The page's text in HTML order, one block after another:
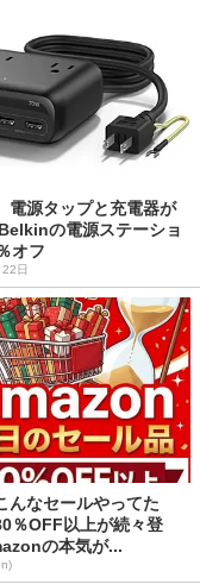
電源タップと充電器が
の電源ステーショ
オフ
日
んなセールやってた
％OFF以上が続々登
の本気が...